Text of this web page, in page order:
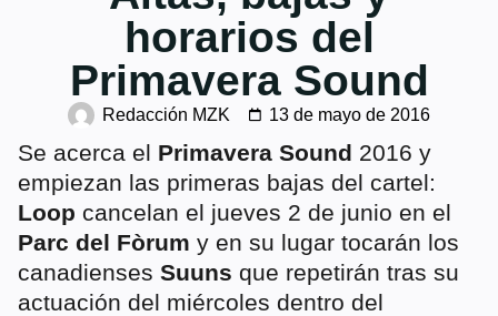
horarios del
Primavera Sound
Redacción MZK 13 de mayo de 2016
Se acerca el Primavera Sound 2016 y
empiezan las primeras bajas del cartel:
Loop cancelan el jueves 2 de junio en el
Parc del Fòrum y en su lugar tocarán los
canadienses Suuns que repetirán tras su
actuación del miércoles dentro del